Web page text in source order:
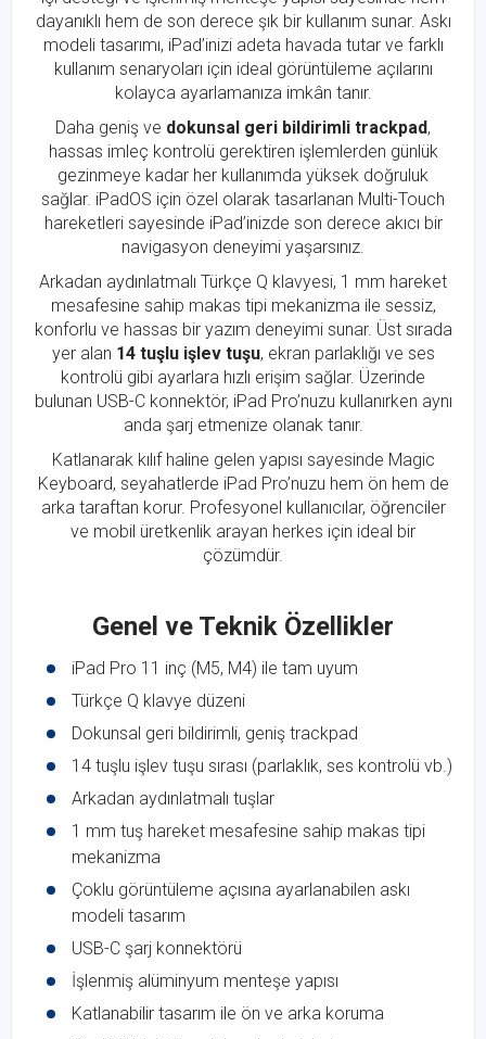
dayanıklı hem de son derece şık bir kullanım sunar. Askı
modeli tasarımı, iPad’inizi adeta havada tutar ve farklı
kullanım senaryoları için ideal görüntüleme açılarını
kolayca ayarlamanıza imkân tanır.
Daha geniş ve dokunsal geri bildirimli trackpad,
hassas imleç kontrolü gerektiren işlemlerden günlük
gezinmeye kadar her kullanımda yüksek doğruluk
sağlar. iPadOS için özel olarak tasarlanan Multi-Touch
hareketleri sayesinde iPad’inizde son derece akıcı bir
navigasyon deneyimi yaşarsınız.
Arkadan aydınlatmalı Türkçe Q klavyesi, 1 mm hareket
mesafesine sahip makas tipi mekanizma ile sessiz,
konforlu ve hassas bir yazım deneyimi sunar. Üst sırada
yer alan 14 tuşlu işlev tuşu, ekran parlaklığı ve ses
kontrolü gibi ayarlara hızlı erişim sağlar. Üzerinde
bulunan USB-C konnektör, iPad Pro’nuzu kullanırken aynı
anda şarj etmenize olanak tanır.
Katlanarak kılıf haline gelen yapısı sayesinde Magic
Keyboard, seyahatlerde iPad Pro’nuzu hem ön hem de
arka taraftan korur. Profesyonel kullanıcılar, öğrenciler
ve mobil üretkenlik arayan herkes için ideal bir
çözümdür.
Genel ve Teknik Özellikler
iPad Pro 11 inç (M5, M4) ile tam uyum
Türkçe Q klavye düzeni
Dokunsal geri bildirimli, geniş trackpad
14 tuşlu işlev tuşu sırası (parlaklık, ses kontrolü vb.)
Arkadan aydınlatmalı tuşlar
1 mm tuş hareket mesafesine sahip makas tipi
mekanizma
Çoklu görüntüleme açısına ayarlanabilen askı
modeli tasarım
USB-C şarj konnektörü
İşlenmiş alüminyum menteşe yapısı
Katlanabilir tasarım ile ön ve arka koruma